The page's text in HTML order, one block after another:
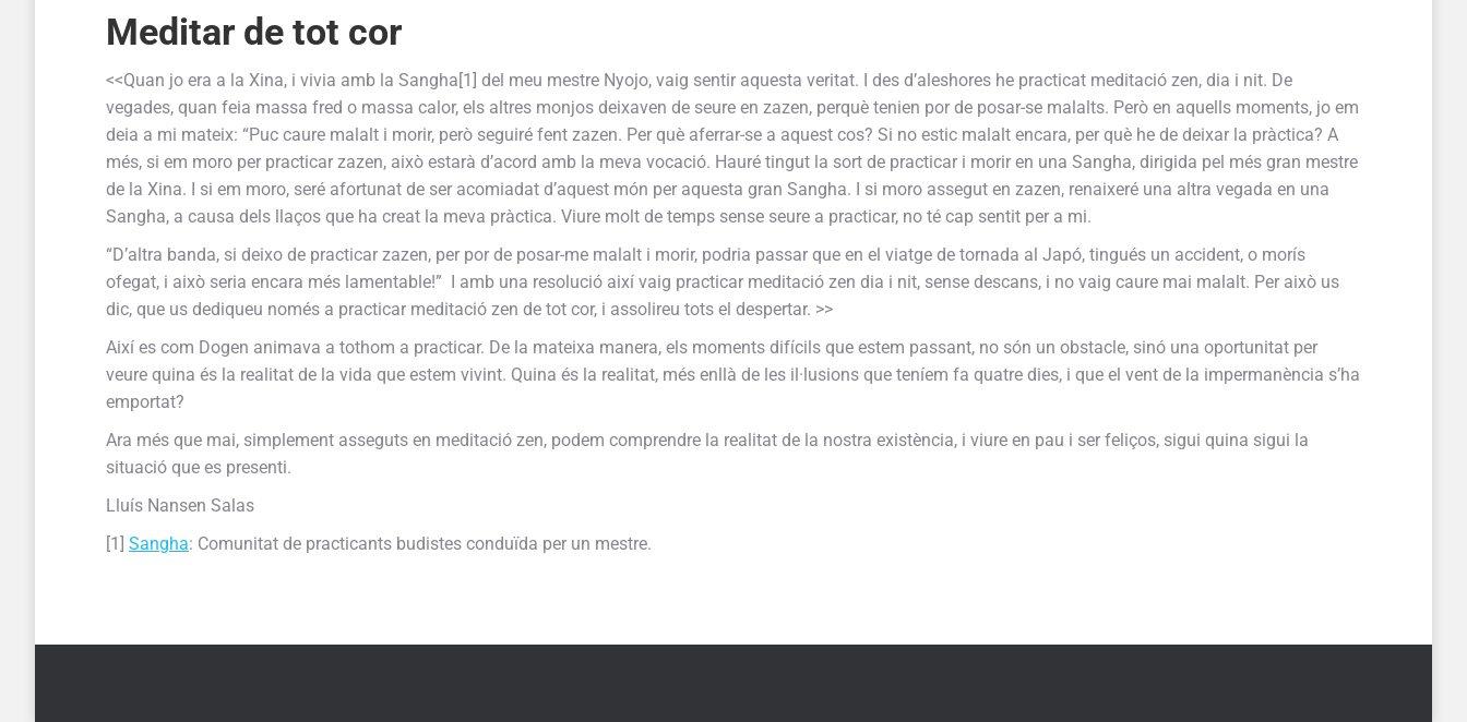
Meditar de tot cor
<<Quan jo era a la Xina, i vivia amb la Sangha[1] del meu mestre Nyojo, vaig sentir aquesta veritat. I des d’aleshores he practicat meditació zen, dia i nit. De
vegades, quan feia massa fred o massa calor, els altres monjos deixaven de seure en zazen, perquè tenien por de posar-se malalts. Però en aquells moments, jo em
deia a mi mateix: “Puc caure malalt i morir, però seguiré fent zazen. Per què aferrar-se a aquest cos? Si no estic malalt encara, per què he de deixar la pràctica? A
més, si em moro per practicar zazen, això estarà d’acord amb la meva vocació. Hauré tingut la sort de practicar i morir en una Sangha, dirigida pel més gran mestre
de la Xina. I si em moro, seré afortunat de ser acomiadat d’aquest món per aquesta gran Sangha. I si moro assegut en zazen, renaixeré una altra vegada en una
Sangha, a causa dels llaços que ha creat la meva pràctica. Viure molt de temps sense seure a practicar, no té cap sentit per a mi.
“D’altra banda, si deixo de practicar zazen, per por de posar-me malalt i morir, podria passar que en el viatge de tornada al Japó, tingués un accident, o morís
ofegat, i això seria encara més lamentable!” I amb una resolució així vaig practicar meditació zen dia i nit, sense descans, i no vaig caure mai malalt. Per això us
dic, que us dediqueu només a practicar meditació zen de tot cor, i assolireu tots el despertar. >>
Així es com Dogen animava a tothom a practicar. De la mateixa manera, els moments difícils que estem passant, no són un obstacle, sinó una oportunitat per
veure quina és la realitat de la vida que estem vivint. Quina és la realitat, més enllà de les il·lusions que teníem fa quatre dies, i que el vent de la impermanència s’ha
emportat?
Ara més que mai, simplement asseguts en meditació zen, podem comprendre la realitat de la nostra existència, i viure en pau i ser feliços, sigui quina sigui la
situació que es presenti.
Lluís Nansen Salas
[1] Sangha: Comunitat de practicants budistes conduïda per un mestre.